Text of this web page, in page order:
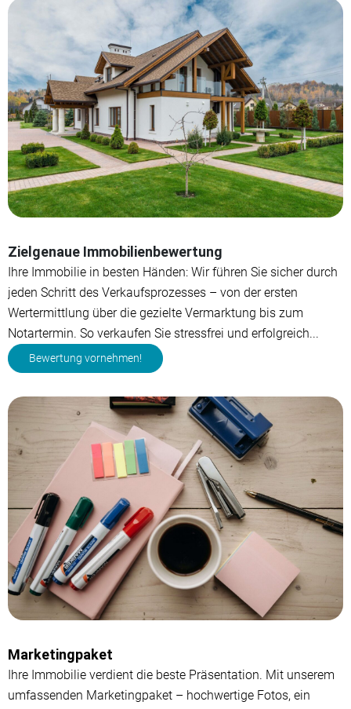
Zielgenaue Immobilienbewertung
Ihre Immobilie in besten Händen: Wir führen Sie sicher durch
jeden Schritt des Verkaufsprozesses – von der ersten
Wertermittlung über die gezielte Vermarktung bis zum
Notartermin. So verkaufen Sie stressfrei und erfolgreich...
Bewertung vornehmen!
Marketingpaket
Ihre Immobilie verdient die beste Präsentation. Mit unserem
umfassenden Marketingpaket – hochwertige Fotos, ein